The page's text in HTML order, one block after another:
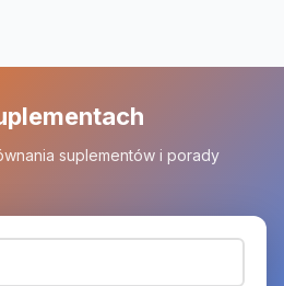
suplementów i porady